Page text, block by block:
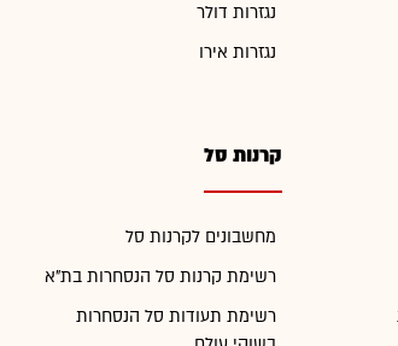
נגזרות דולר
נגזרות אירו
קרנות סל
מחשבונים לקרנות סל
רשימת קרנות סל הנסחרות בת"א
רשימת תעודות סל הנסחרות